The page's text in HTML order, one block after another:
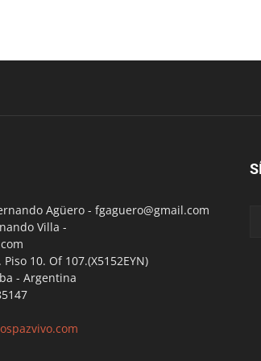
Agüero - fgaguero@gmail.com
Villa -
10. Of 107.(X5152EYN)
- Argentina